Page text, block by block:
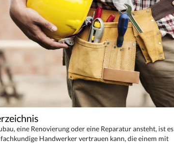
eine Renovierung oder eine Reparatur ansteht, ist es
Handwerker vertrauen kann, die einem mit